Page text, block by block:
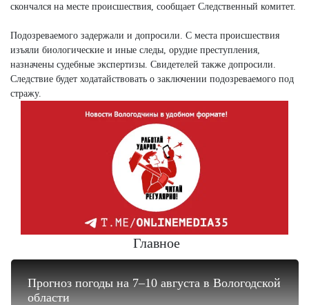
скончался на месте происшествия, сообщает Следственный комитет.
Подозреваемого задержали и допросили. С места происшествия
изъяли биологические и иные следы, орудие преступления,
назначены судебные экспертизы. Свидетелей также допросили.
Следствие будет ходатайствовать о заключении подозреваемого под
стражу.
Главное
Прогноз погоды на 7–10 августа в Вологодской
области